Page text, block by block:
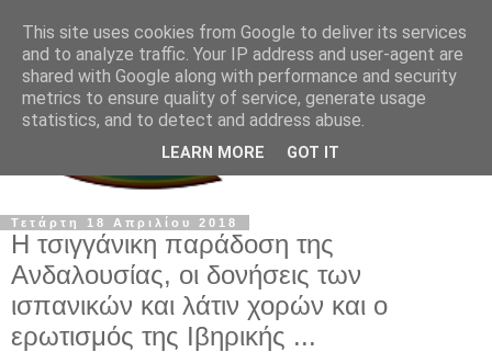
Τετάρτη 18 Απριλίου 2018
Η τσιγγάνικη παράδοση της
Ανδαλουσίας, οι δονήσεις των
ισπανικών και λάτιν χορών και ο
ερωτισμός της Ιβηρικής ...
This site uses cookies from Google to deliver its services
and to analyze traffic. Your IP address and user-agent are
shared with Google along with performance and security
metrics to ensure quality of service, generate usage
statistics, and to detect and address abuse.
LEARN MORE GOT IT